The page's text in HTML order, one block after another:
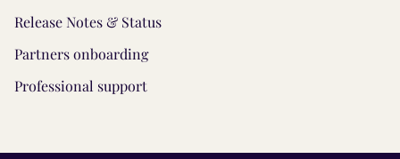
Release Notes & Status
Partners onboarding
Professional support